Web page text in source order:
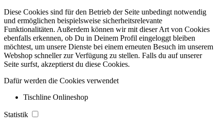
Diese Cookies sind für den Betrieb der Seite unbedingt notwendig
und ermöglichen beispielsweise sicherheitsrelevante
Funktionalitäten. Außerdem können wir mit dieser Art von Cookies
ebenfalls erkennen, ob Du in Deinem Profil eingeloggt bleiben
möchtest, um unsere Dienste bei einem erneuten Besuch im unserem
Webshop schneller zur Verfügung zu stellen. Falls du auf unserer
Seite surfst, akzeptierst du diese Cookies.
Dafür werden die Cookies verwendet
Tischline Onlineshop
Statistik